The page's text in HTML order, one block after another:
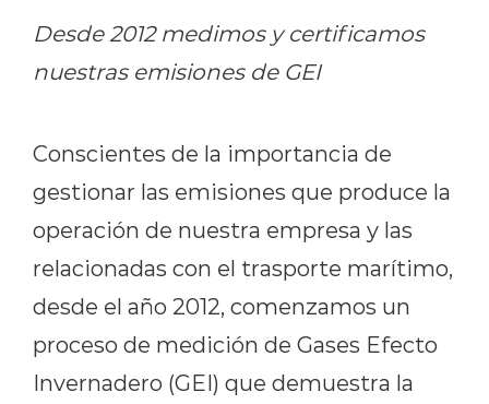
Desde 2012 medimos y certificamos
nuestras emisiones de GEI
Conscientes de la importancia de
gestionar las emisiones que produce la
operación de nuestra empresa y las
relacionadas con el trasporte marítimo,
desde el año 2012, comenzamos un
proceso de medición de Gases Efecto
Invernadero (GEI) que demuestra la